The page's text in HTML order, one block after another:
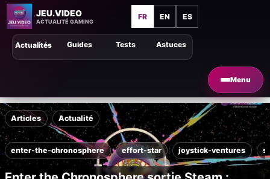
JEU.VIDEO
ACTUALITÉ GAMING
FR EN ES
Menu
Astuces
Guides Tests
Actualités
Articles Actualité
enter-the-chronosphere effort-star joystick-ventures